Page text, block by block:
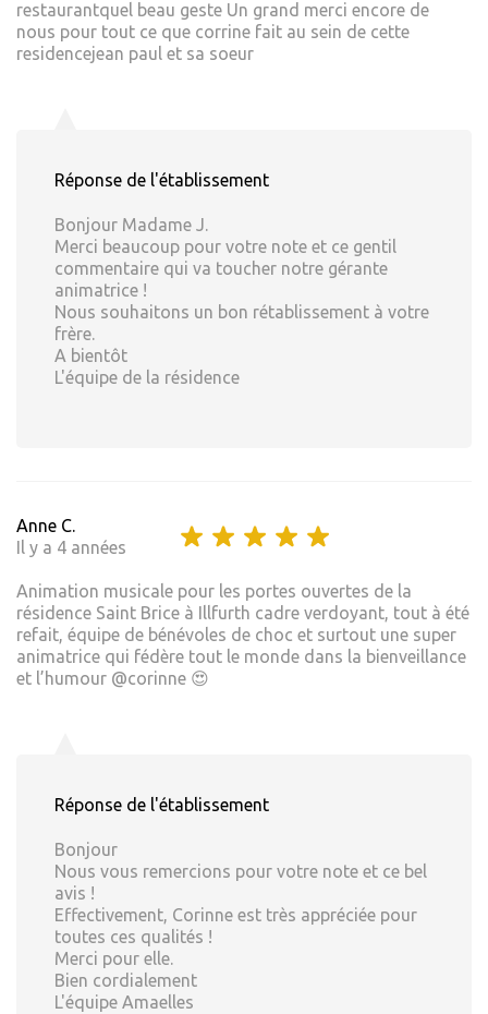
restaurantquel beau geste Un grand merci encore de
nous pour tout ce que corrine fait au sein de cette
residencejean paul et sa soeur
Réponse de l'établissement
Bonjour Madame J.
Merci beaucoup pour votre note et ce gentil
commentaire qui va toucher notre gérante
animatrice !
Nous souhaitons un bon rétablissement à votre
frère.
A bientôt
L'équipe de la résidence
Anne C.
Il y a 4 années
Animation musicale pour les portes ouvertes de la
résidence Saint Brice à Illfurth cadre verdoyant, tout à été
refait, équipe de bénévoles de choc et surtout une super
animatrice qui fédère tout le monde dans la bienveillance
et l’humour @corinne 😍
Réponse de l'établissement
Bonjour
Nous vous remercions pour votre note et ce bel
avis !
Effectivement, Corinne est très appréciée pour
toutes ces qualités !
Merci pour elle.
Bien cordialement
L'équipe Amaelles